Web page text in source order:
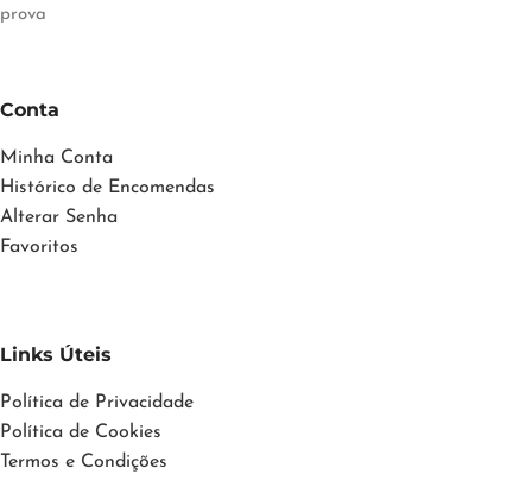
prova
Conta
Minha Conta
Histórico de Encomendas
Alterar Senha
Favoritos
Links Úteis
Política de Privacidade
Política de Cookies
Termos e Condições